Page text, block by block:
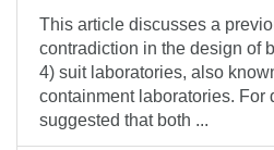
This article discusses a
contradiction in the design of
4) suit laboratories, also
containment laboratories. For
suggested that both ...